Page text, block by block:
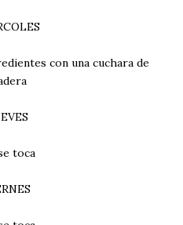
con una cuchara de
toca